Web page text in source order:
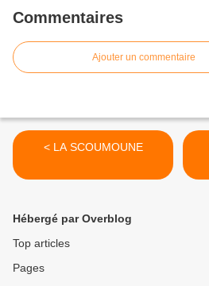
Commentaires
Ajouter un commentaire
< LA SCOUMOUNE
Hébergé par Overblog
Top articles
Pages